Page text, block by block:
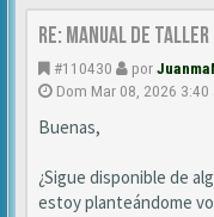
Re: Manual de
#110430 por
Dom Mar 08, 2026 3:40
Buenas,
¿Sigue disponible de
estoy planteándome